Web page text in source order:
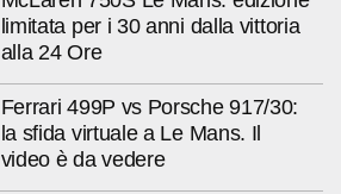
limitata per i 30 anni dalla vittoria
alla 24 Ore
Ferrari 499P vs Porsche 917/30:
la sfida virtuale a Le Mans. Il
video è da vedere